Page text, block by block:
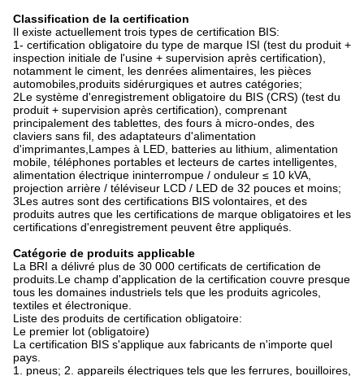
Classification de la certification
Il existe actuellement trois types de certification BIS:
1- certification obligatoire du type de marque ISI (test du produit +
inspection initiale de l'usine + supervision après certification),
notamment le ciment, les denrées alimentaires, les pièces
automobiles,produits sidérurgiques et autres catégories;
2Le système d'enregistrement obligatoire du BIS (CRS) (test du
produit + supervision après certification), comprenant
principalement des tablettes, des fours à micro-ondes, des
claviers sans fil, des adaptateurs d'alimentation
d'imprimantes,Lampes à LED, batteries au lithium, alimentation
mobile, téléphones portables et lecteurs de cartes intelligentes,
alimentation électrique ininterrompue / onduleur ≤ 10 kVA,
projection arrière / téléviseur LCD / LED de 32 pouces et moins;
3Les autres sont des certifications BIS volontaires, et des
produits autres que les certifications de marque obligatoires et les
certifications d'enregistrement peuvent être appliqués.
Catégorie de produits applicable
La BRI a délivré plus de 30 000 certificats de certification de
produits.Le champ d'application de la certification couvre presque
tous les domaines industriels tels que les produits agricoles,
textiles et électronique.
Liste des produits de certification obligatoire:
Le premier lot (obligatoire)
La certification BIS s'applique aux fabricants de n'importe quel
pays.
1. pneus; 2. appareils électriques tels que les ferrures, bouilloires,